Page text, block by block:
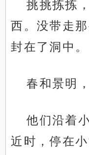
挑挑拣拣
西。没带走
封在了洞中。
春和景明
他们沿着
近时，停在